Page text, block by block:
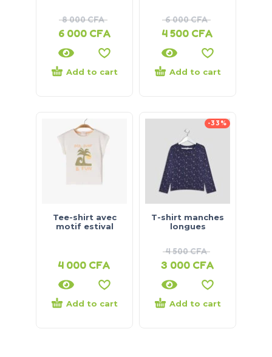
8 000CFA
6 000 CFA
Add to cart
6 000CFA
4 500 CFA
Add to cart
Tee-shirt avec
motif estival
4 000 CFA
Add to cart
-33%
T-shirt manches
longues
4 500CFA
3 000 CFA
Add to cart